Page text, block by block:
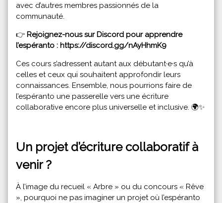
avec d’autres membres passionnés de la
communauté.
👉 Rejoignez-nous sur Discord pour apprendre
l’espéranto : https://discord.gg/nAyHhmK9
Ces cours s’adressent autant aux débutant·e·s qu’à
celles et ceux qui souhaitent approfondir leurs
connaissances. Ensemble, nous pourrions faire de
l’espéranto une passerelle vers une écriture
collaborative encore plus universelle et inclusive. 🌍✨
Un projet d’écriture collaboratif à
venir ?
À l’image du recueil « Arbre » ou du concours « Rêve
», pourquoi ne pas imaginer un projet où l’espéranto